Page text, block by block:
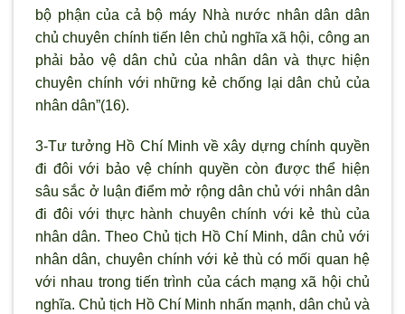
bộ phận của cả bộ máy Nhà nước nhân dân dân
chủ chuyên chính tiến lên chủ nghĩa xã hội, công an
phải bảo vệ dân chủ của nhân dân và thực hiện
chuyên chính với những kẻ chống lại dân chủ của
nhân dân”(16).
3-Tư tưởng Hồ Chí Minh về xây dựng chính quyền
đi đôi với bảo vệ chính quyền còn được thể hiện
sâu sắc ở luận điểm mở rộng dân chủ với nhân dân
đi đôi với thực hành chuyên chính với kẻ thù của
nhân dân. Theo Chủ tịch Hồ Chí Minh, dân chủ với
nhân dân, chuyên chính với kẻ thù có mối quan hệ
với nhau trong tiến trình của cách mạng xã hội chủ
nghĩa. Chủ tịch Hồ Chí Minh nhấn mạnh, dân chủ và